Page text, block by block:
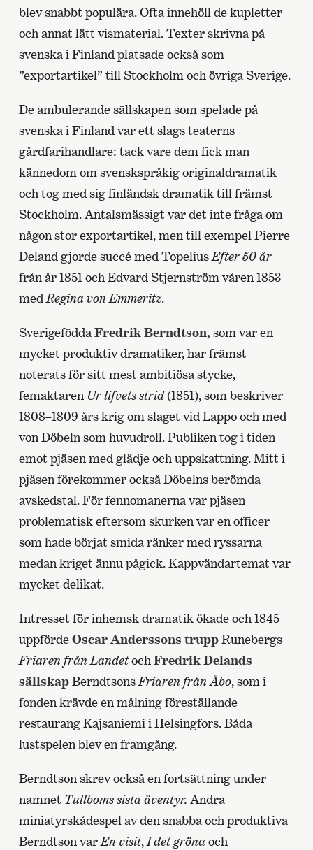
blev snabbt populära. Ofta innehöll de kupletter
och annat lätt vismaterial. Texter skrivna på
svenska i Finland platsade också som
”exportartikel” till Stockholm och övriga Sverige.
De ambulerande sällskapen som spelade på
svenska i Finland var ett slags teaterns
gårdfarihandlare: tack vare dem fick man
kännedom om svenskspråkig originaldramatik
och tog med sig finländsk dramatik till främst
Stockholm. Antalsmässigt var det inte fråga om
någon stor exportartikel, men till exempel Pierre
Deland gjorde succé med Topelius Efter 50 år
från år 1851 och Edvard Stjernström våren 1853
med Regina von Emmeritz.
SverigeföddaFredrik Berndtson, som var en
mycket produktiv dramatiker, har främst
noterats för sitt mest ambitiösa stycke,
femaktaren Ur lifvets strid(1851), som beskriver
1808–1809 års krig om slaget vid Lappo och med
von Döbeln som huvudroll. Publiken tog i tiden
emot pjäsen med glädje och uppskattning. Mitt i
pjäsen förekommer också Döbelns berömda
avskedstal. För fennomanerna var pjäsen
problematisk eftersom skurken var en officer
som hade börjat smida ränker med ryssarna
medan kriget ännu pågick. Kappvändartemat var
mycket delikat.
Intresset för inhemsk dramatik ökade och 1845
uppfördeOscar Anderssons truppRunebergs
Friaren från Landetoch Fredrik Delands
sällskapBerndtsons Friaren från Åbo, som i
fonden krävde en målning föreställande
restaurang Kajsaniemi i Helsingfors. Båda
lustspelen blev en framgång.
Berndtson skrev också en fortsättning under
namnet Tullboms sista äventyr. Andra
miniatyrskådespel av den snabba och produktiva
Berndtson varEn visit,I det grönaoch